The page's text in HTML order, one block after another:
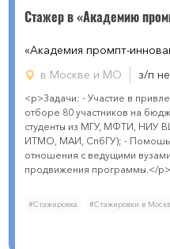
Стажер в «Академию
«Академия промпт-
в Москве и МО
з/п
<p>Задачи: - Участие в
отборе 80 участников на
студенты из МГУ, МФТИ, НИУ
ИТМО, МАИ, СпбГУ); - Помошь
отношения с ведущими
продвижения программы.</p>
#Стажировка #Стажировки в